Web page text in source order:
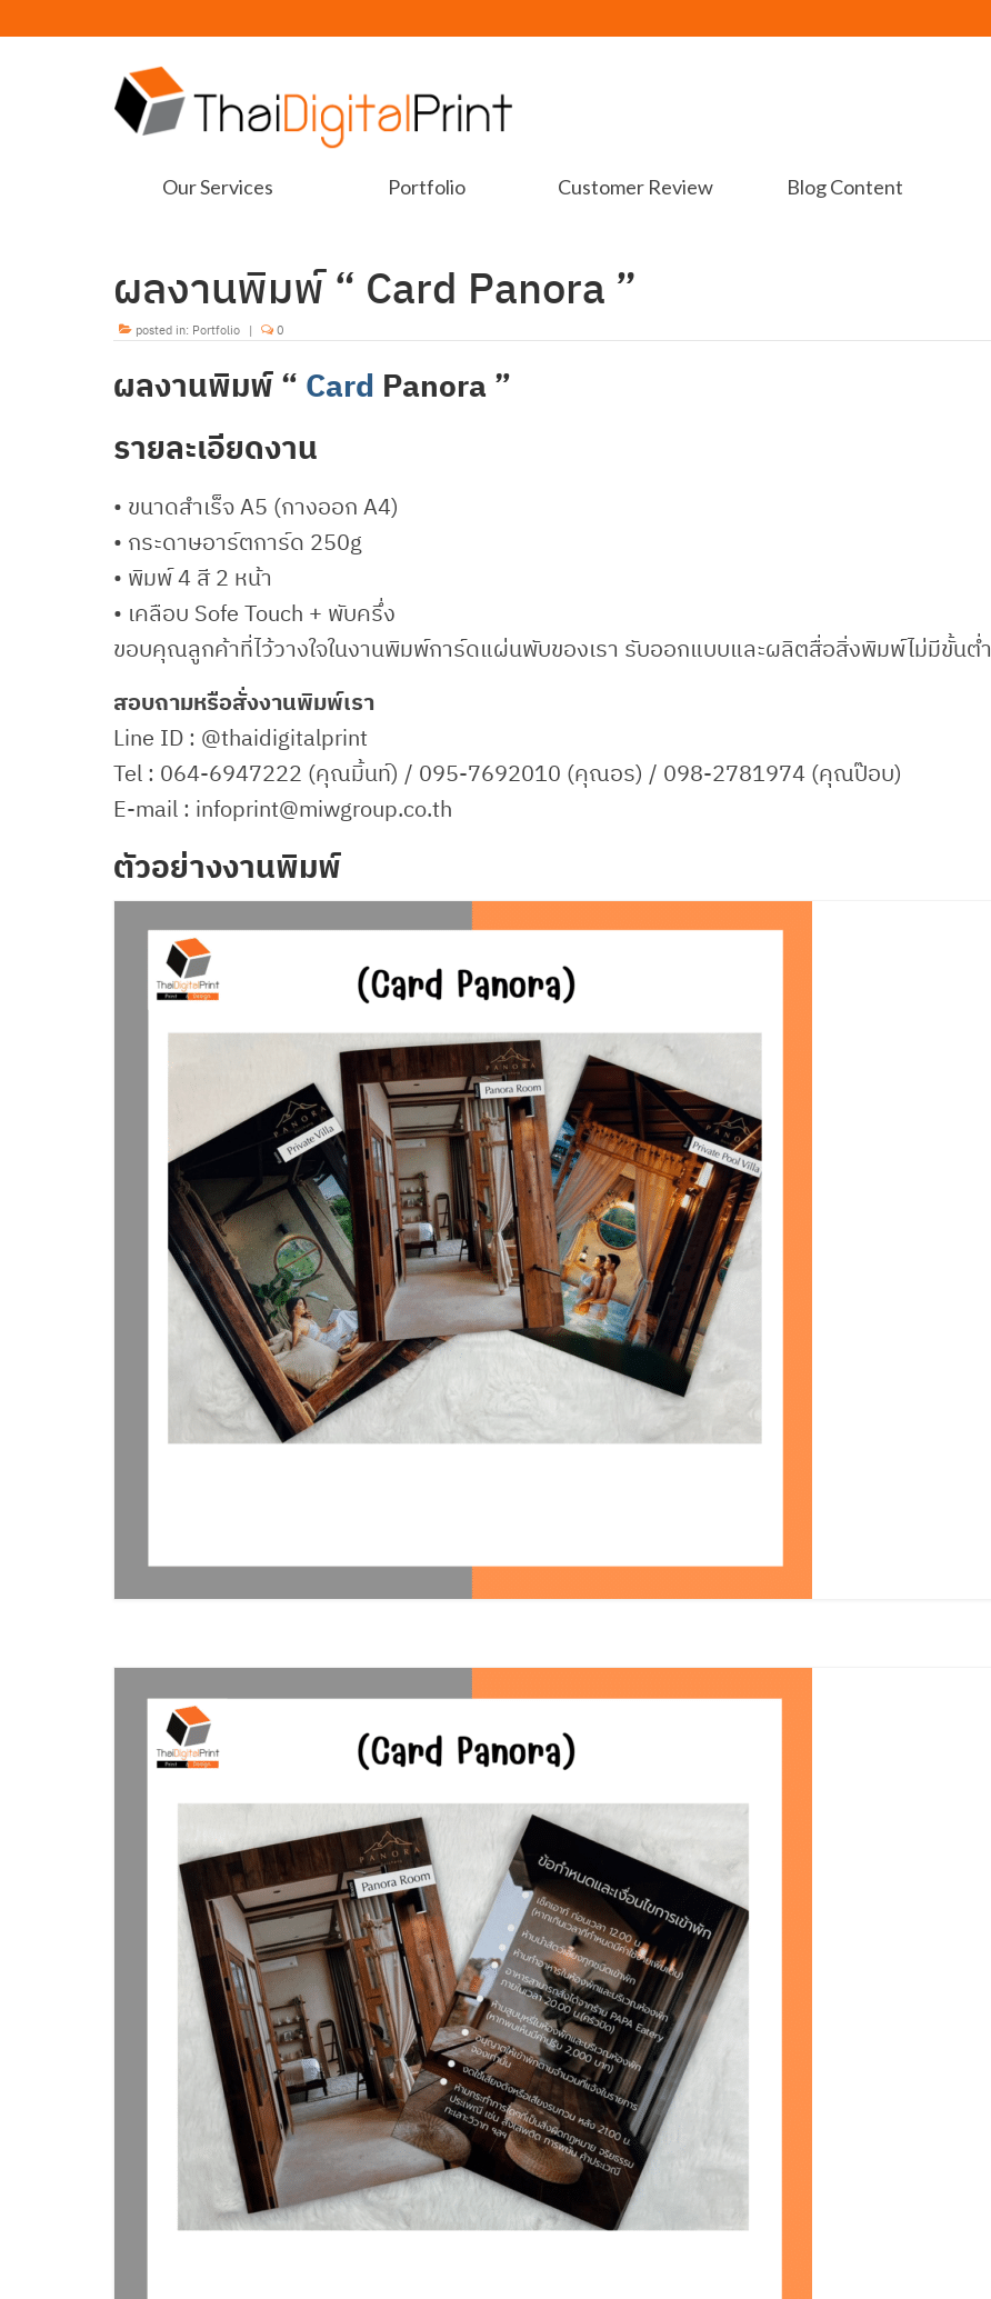
Our Services Portfolio Customer Review Blog Content
ผลงานพิมพ์ “ Card Panora ”
posted in: Portfolio | 0
ผลงานพิมพ์ “ Card Panora ”
รายละเอียดงาน
• ขนาดสำเร็จ A5 (กางออก A4)
• กระดาษอาร์ตการ์ด 250g
• พิมพ์ 4 สี 2 หน้า
• เคลือบ Sofe Touch + พับครึ่ง
ขอบคุณลูกค้าที่ไว้วางใจในงานพิมพ์การ์ดแผ่นพับของเรา รับออกแบบและผลิตสื่อสิ่งพิมพ์ไม่มีขั้นต่ำ
สอบถามหรือสั่งงานพิมพ์เรา
Line ID : @thaidigitalprint
Tel : 064-6947222 (คุณมิ้นท์) / 095-7692010 (คุณอร) / 098-2781974 (คุณป๊อบ)
E-mail : infoprint@miwgroup.co.th
ตัวอย่างงานพิมพ์